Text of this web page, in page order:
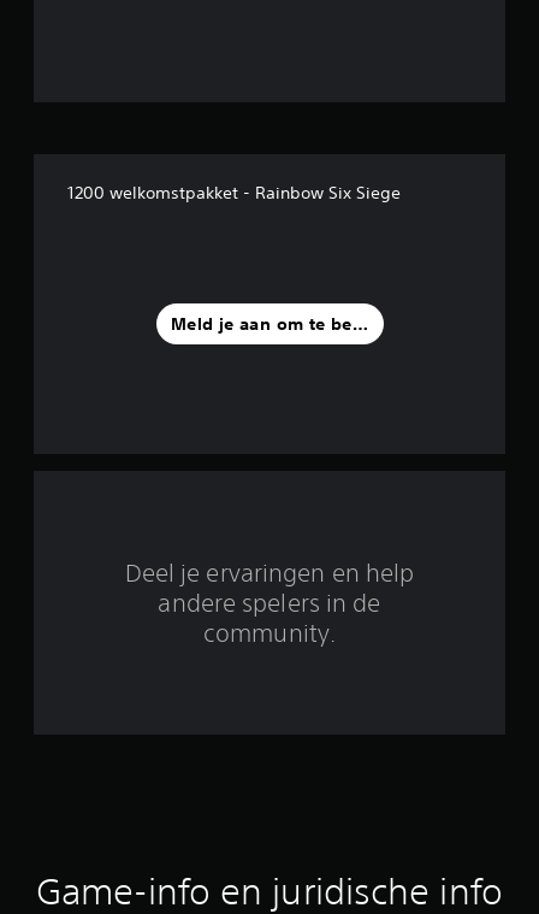
r
1
d
i
1200 welkomstpakket - Rainbow Six Siege
Meld je aan om te beoordelen
Deel je ervaringen en help
andere spelers in de
community.
Game-info en juridische info